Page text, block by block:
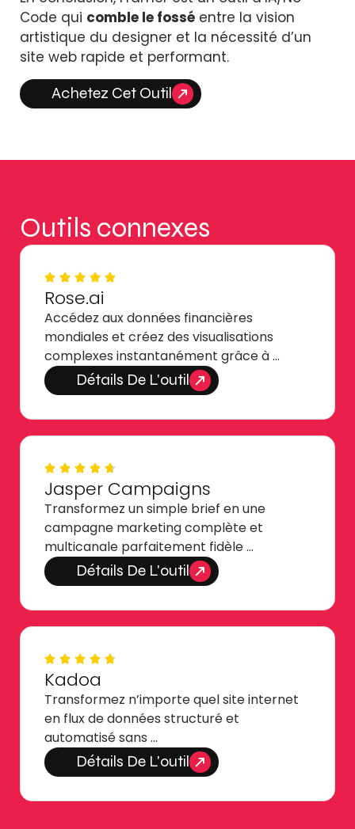
Code qui comble le fossé entre la vision
artistique du designer et la nécessité d’un
site web rapide et performant.
Achetez Cet Outil
Outils connexes
Rose.ai
Accédez aux données financières
mondiales et créez des visualisations
complexes instantanément grâce à …
Détails De L'outil
Jasper Campaigns
Transformez un simple brief en une
campagne marketing complète et
multicanale parfaitement fidèle …
Détails De L'outil
Kadoa
Transformez n’importe quel site internet
en flux de données structuré et
automatisé sans …
Détails De L'outil